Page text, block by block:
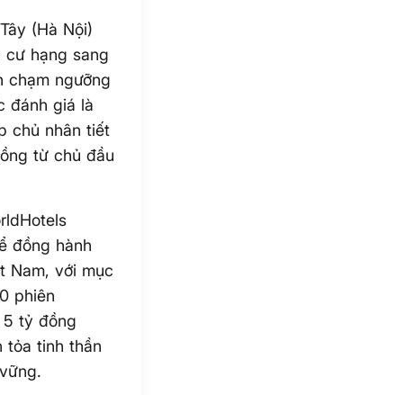
(Hà Nội)
hạng sang
chạm ngưỡng
đánh giá là
chủ nhân tiết
từ chủ đầu
đồng hành
Nam, với mục
phiên
5 tỷ đồng
tỏa tinh thần